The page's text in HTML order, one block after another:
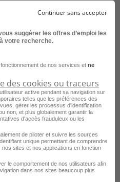
mécanique Toulouse
mécanique Mulhouse
mécanique Pau
mécanique Roanne
conception
par ville
d'emploi par
Ingénierie
automobile
Continuer sans accepter
suggérer les offres d’emploi les
votre recherche.
de nos services et ne
des cookies ou traceurs
active pendant sa navigation sur
telles que les préférences des
gérer les processus d'identification
non, et plus globalement garantir la
d'accès frauduleux ou les
de piloter et suivre les sources
unique permettant de comprendre
sites et nos applications en fonction
le comportement de nos utilisateurs afin
dans nos sites beaucoup plus